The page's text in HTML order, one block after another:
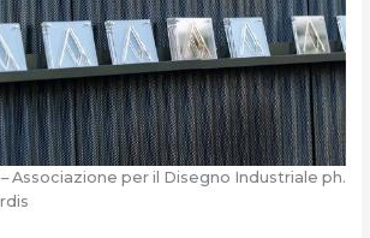
Associazione per il Disegno Industriale ph.